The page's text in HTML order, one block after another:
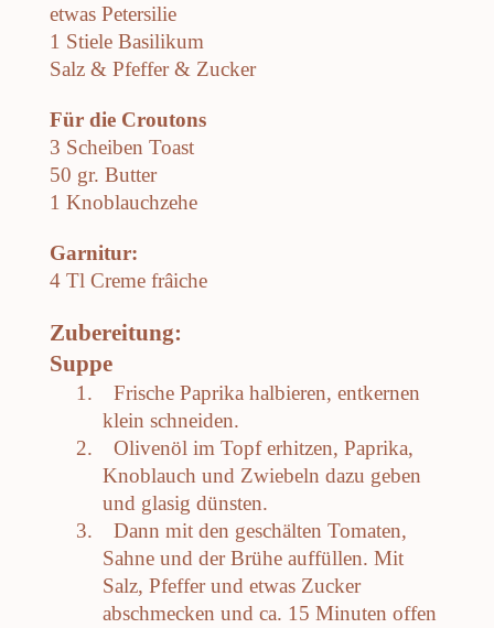
etwas Petersilie
1 Stiele Basilikum
Salz & Pfeffer & Zucker
Für die Croutons
3 Scheiben Toast
50 gr. Butter
1 Knoblauchzehe
Garnitur:
4 Tl Creme frâiche
Zubereitung:
Suppe
1.
Frische Paprika halbieren, entkernen
klein schneiden.
2.
Olivenöl im Topf erhitzen, Paprika,
Knoblauch und Zwiebeln dazu geben
und glasig dünsten.
3.
Dann mit den geschälten Tomaten,
Sahne und der Brühe auffüllen. Mit
Salz, Pfeffer und etwas Zucker
abschmecken und ca. 15 Minuten offen